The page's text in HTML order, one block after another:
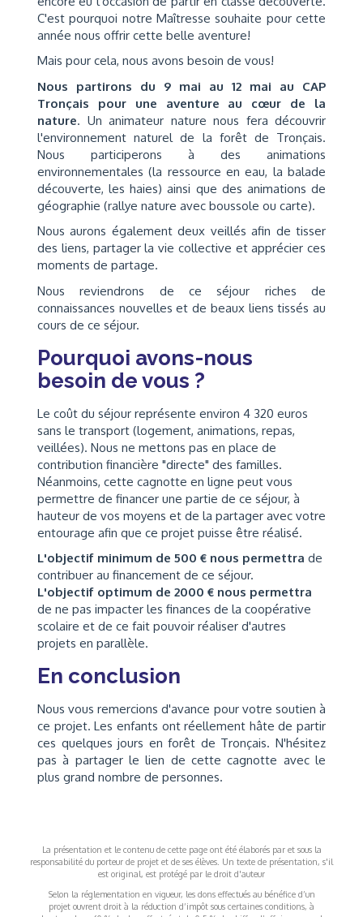
C'est pourquoi notre Maîtresse souhaite pour cette
année nous offrir cette belle aventure!
Mais pour cela, nous avons besoin de vous!
Nous partirons du 9 mai au 12 mai au CAP
Tronçais pour une aventure au cœur de la
nature. Un animateur nature nous fera découvrir
l'environnement naturel de la forêt de Tronçais.
Nous participerons à des animations
environnementales (la ressource en eau, la balade
découverte, les haies) ainsi que des animations de
géographie (rallye nature avec boussole ou carte).
Nous aurons également deux veillés afin de tisser
des liens, partager la vie collective et apprécier ces
moments de partage.
Nous reviendrons de ce séjour riches de
connaissances nouvelles et de beaux liens tissés au
cours de ce séjour.
Pourquoi avons-nous
besoin de vous ?
Le coût du séjour représente environ 4 320 euros
sans le transport (logement, animations, repas,
veillées). Nous ne mettons pas en place de
contribution financière "directe" des familles.
Néanmoins, cette cagnotte en ligne peut vous
permettre de financer une partie de ce séjour, à
hauteur de vos moyens et de la partager avec votre
entourage afin que ce projet puisse être réalisé.
L'objectif minimum de 500 € nous permettra de
contribuer au financement de ce séjour.
L'objectif optimum de 2000 € nous permettra
de ne pas impacter les finances de la coopérative
scolaire et de ce fait pouvoir réaliser d'autres
projets en parallèle.
En conclusion
Nous vous remercions d'avance pour votre soutien à
ce projet. Les enfants ont réellement hâte de partir
ces quelques jours en forêt de Tronçais. N'hésitez
pas à partager le lien de cette cagnotte avec le
plus grand nombre de personnes.
La présentation et le contenu de cette page ont été élaborés par et sous la
responsabilité du porteur de projet et de ses élèves. Un texte de présentation, s'il
est original, est protégé par le droit d'auteur
Selon la réglementation en vigueur, les dons effectués au bénéfice d’un
projet ouvrent droit à la réduction d’impôt sous certaines conditions, à